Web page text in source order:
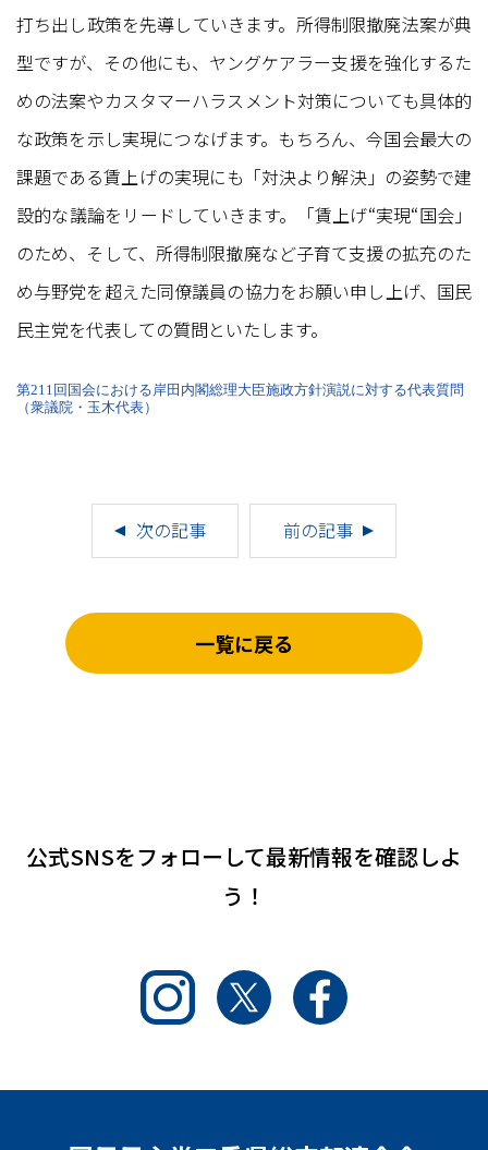
打ち出し政策を先導していきます。所得制限撤廃法案が典
型ですが、その他にも、ヤングケアラー支援を強化するた
めの法案やカスタマーハラスメント対策についても具体的
な政策を示し実現につなげます。もちろん、今国会最大の
課題である賃上げの実現にも「対決より解決」の姿勢で建
設的な議論をリードしていきます。「賃上げ“実現“国会」
のため、そして、所得制限撤廃など子育て支援の拡充のた
め与野党を超えた同僚議員の協力をお願い申し上げ、国民
民主党を代表しての質問といたします。
第211回国会における岸田内閣総理大臣施政方針演説に対する代表質問
（衆議院・玉木代表）
次の記事 前の記事
一覧に戻る
公式SNSをフォローして最新情報を確認しよ
う！
Instagram Twitter